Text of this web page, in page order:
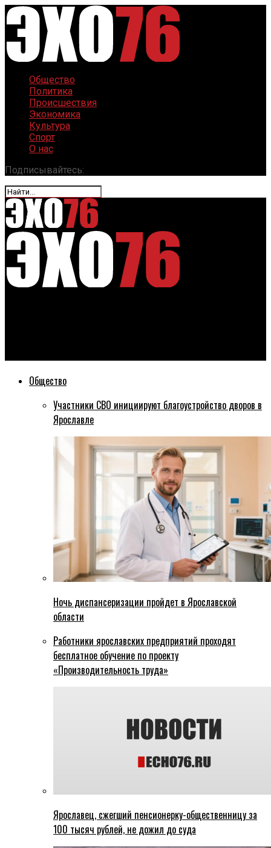
Общество
Политика
Происшествия
Экономика
Культура
Спорт
О нас
Подписывайтесь:
Общество
Участники СВО инициируют благоустройство дворов в
Ярославле
Ночь диспансеризации пройдет в Ярославской
области
Работники ярославских предприятий проходят
бесплатное обучение по проекту
«Производительность труда»
Ярославец, сжегший пенсионерку-общественницу за
100 тысяч рублей, не дожил до суда